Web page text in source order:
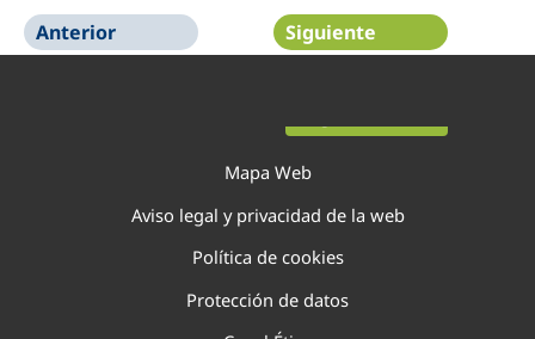
Anterior Siguiente
Mapa Web
Aviso legal y privacidad de la web
Política de cookies
Protección de datos